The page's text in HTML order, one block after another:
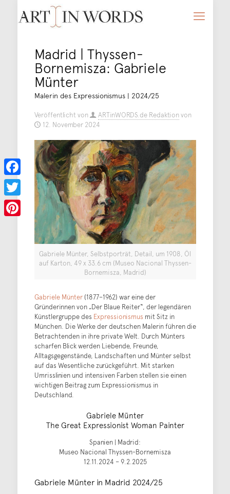
Madrid | Thyssen-
Bornemisza: Gabriele
Münter
Malerin des Expressionismus | 2024/25
Veröffentlicht von ARTinWORDS.de Redaktionvon
12. November 2024
Gabriele Münter, Selbstporträt, Detail, um 1908, Öl
auf Karton, 49 x 33.6 cm (Museo Nacional Thyssen-
Bornemisza, Madrid)
Gabriele Münter(1877–1962) war eine der
Gründerinnen von „Der Blaue Reiter“, der legendären
Künstlergruppe des Expressionismus mit Sitz in
München. Die Werke der deutschen Malerin führen die
Betrachtenden in ihre private Welt. Durch Münters
scharfen Blick werden Liebende, Freunde,
Alltagsgegenstände, Landschaften und Münter selbst
auf das Wesentliche zurückgeführt. Mit starken
Umrisslinien und intensiven Farben stellen sie einen
wichtigen Beitrag zum Expressionismus in
Deutschland.
Gabriele Münter
The Great Expressionist Woman Painter
Spanien | Madrid:
Museo Nacional Thyssen-Bornemisza
12.11.2024 – 9.2.2025
Gabriele Münter in Madrid 2024/25
Facebook
Twitter